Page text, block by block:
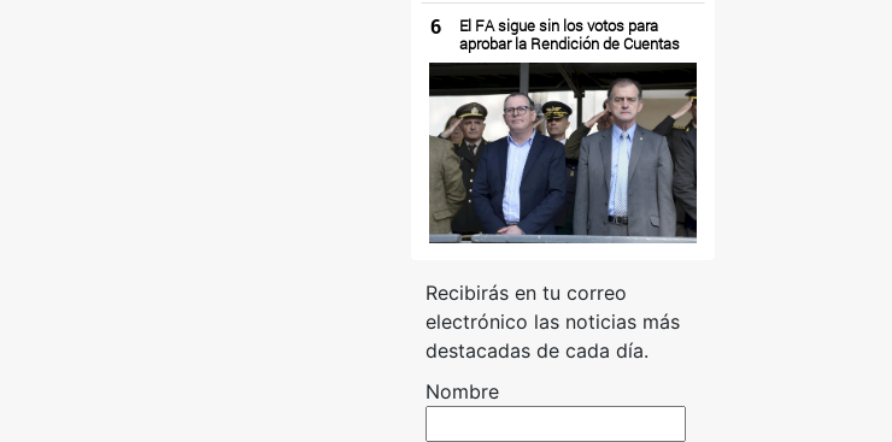
6
El FA sigue sin los votos para
aprobar la Rendición de Cuentas
Recibirás en tu correo
electrónico las noticias más
destacadas de cada día.
Nombre